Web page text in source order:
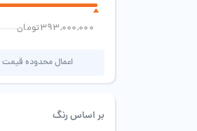
393,000,000تومان
اعمال محدوده قیمت
بر اساس رنگ